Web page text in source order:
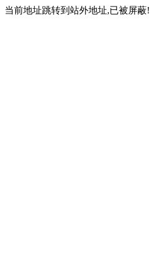
当前地址跳转到站外地址,已被屏蔽!